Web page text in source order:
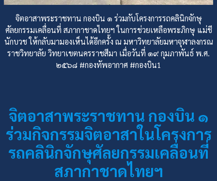
จิตอาสาพระราชทาน กองบิน ๑ ร่วมกับโครงการรถคลินิกจักษุ
ศัลยกรรมเคลื่อนที่ สภากาชาดไทยฯ ในการช่วยเหลือพระภิกษุ แม่ชี
นักบวช ให้กลับมามองเห็นได้อีกครั้ง ณ มหาวิทยาลัยมหาจุฬาลงกรณ
ราชวิทยาลัย วิทยาเขตนครราชสีมา เมื่อวันที่ ๑๙ กุมภาพันธ์ พ.ศ.
๒๕๖๘ #กองทัพอากาศ #กองบิน1
จิตอาสาพระราชทาน กองบิน ๑
ร่วมกิจกรรมจิตอาสาในโครงการ
รถคลินิกจักษุศัลยกรรมเคลื่อนที่
สภากาชาดไทยฯ